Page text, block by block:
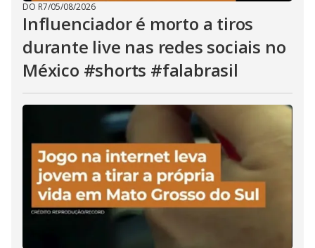
DO R7/05/08/2026
Influenciador é morto a tiros
durante live nas redes sociais no
México #shorts #falabrasil